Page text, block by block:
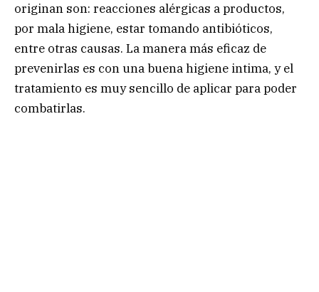
originan son: reacciones alérgicas a productos,
por mala higiene, estar tomando antibióticos,
entre otras causas. La manera más eficaz de
prevenirlas es con una buena higiene intima, y el
tratamiento es muy sencillo de aplicar para poder
combatirlas.